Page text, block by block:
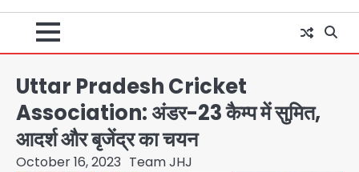
Uttar Pradesh Cricket
Association: अंडर-23 कैम्प में सुमित,
आदर्श और बृजेंद्र का चयन
October 16, 2023 Team JHJ